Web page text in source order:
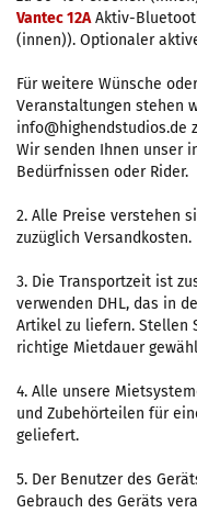
Vantec 12AAktiv-
(innen)). Optionaler
Für weitere Wünsche
Veranstaltungen stehen
info@highendstudios.de
Wir senden Ihnen unser
Bedürfnissen oder Rider.
2. Alle Preise verstehen
zuzüglich Versandkosten.
3. Die Transportzeit ist
verwenden DHL, das in
Artikel zu liefern. Stellen
richtige Mietdauer
4. Alle unsere
und Zubehörteilen für
geliefert.
5. Der Benutzer des
Gebrauch des Geräts